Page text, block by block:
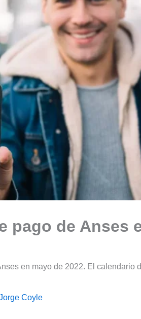
pago de Anses
en mayo de 2022. El calendario
Coyle